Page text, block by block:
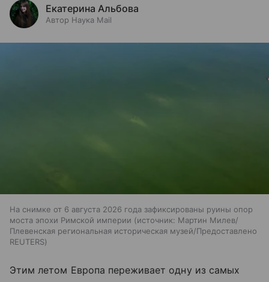
Екатерина Альбова
Автор Наука Mail
На снимке от 6 августа 2026 года зафиксированы руины опор
моста эпохи Римской империи
источник: Мартин Милев/
Плевенская региональная историческая музей/Предоставлено
REUTERS
Этим летом Европа переживает одну из самых